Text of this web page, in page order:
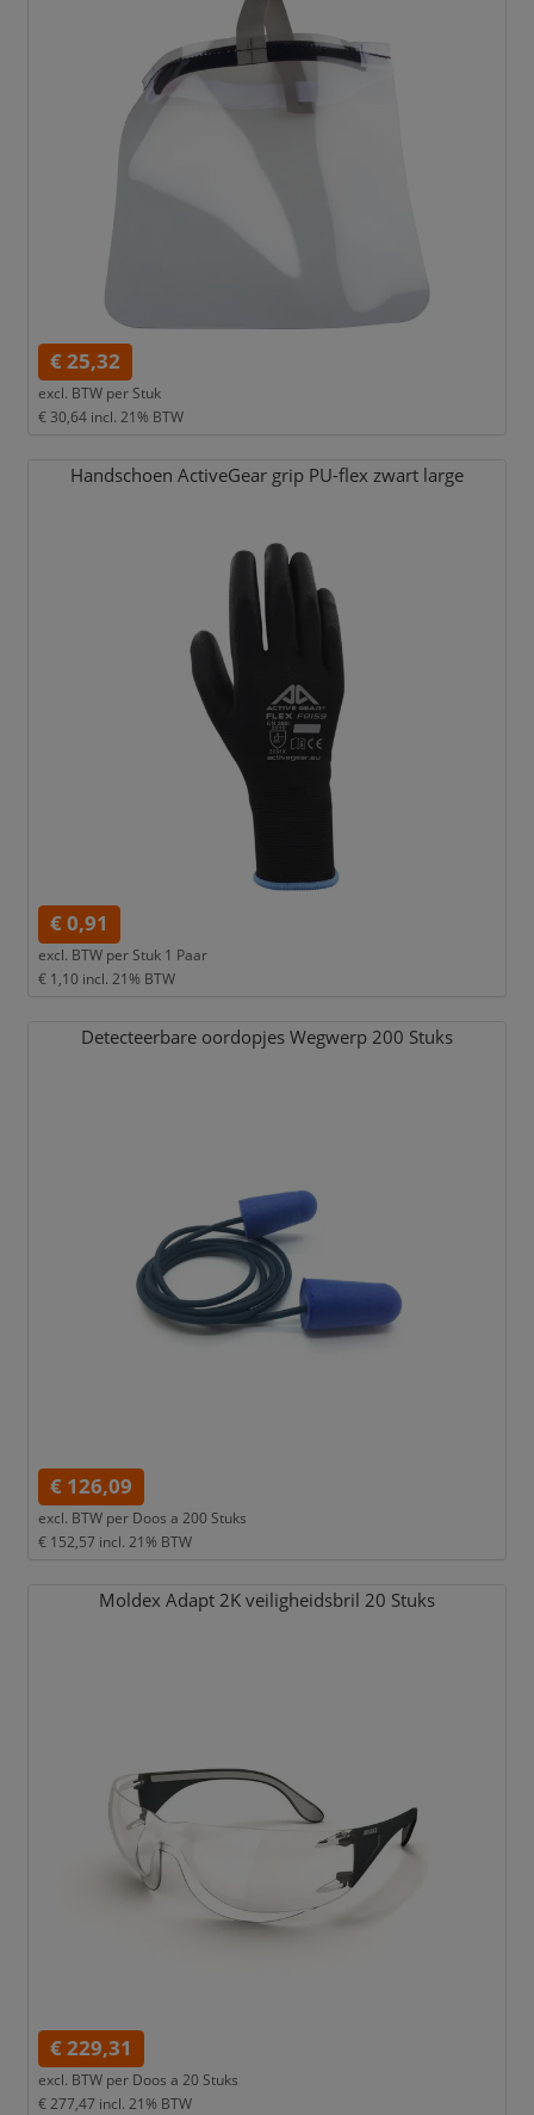
€ 25,32
excl. BTW per Stuk
€ 30,64 incl. 21% BTW
Handschoen ActiveGear grip PU-flex zwart large
€ 0,91
excl. BTW per Stuk 1 Paar
€ 1,10 incl. 21% BTW
Detecteerbare oordopjes Wegwerp 200 Stuks
€ 126,09
excl. BTW per Doos a 200 Stuks
€ 152,57 incl. 21% BTW
Moldex Adapt 2K veiligheidsbril 20 Stuks
€ 229,31
excl. BTW per Doos a 20 Stuks
€ 277,47 incl. 21% BTW